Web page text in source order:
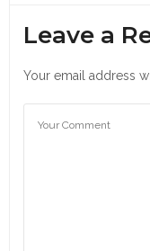
Leave a
Your email address